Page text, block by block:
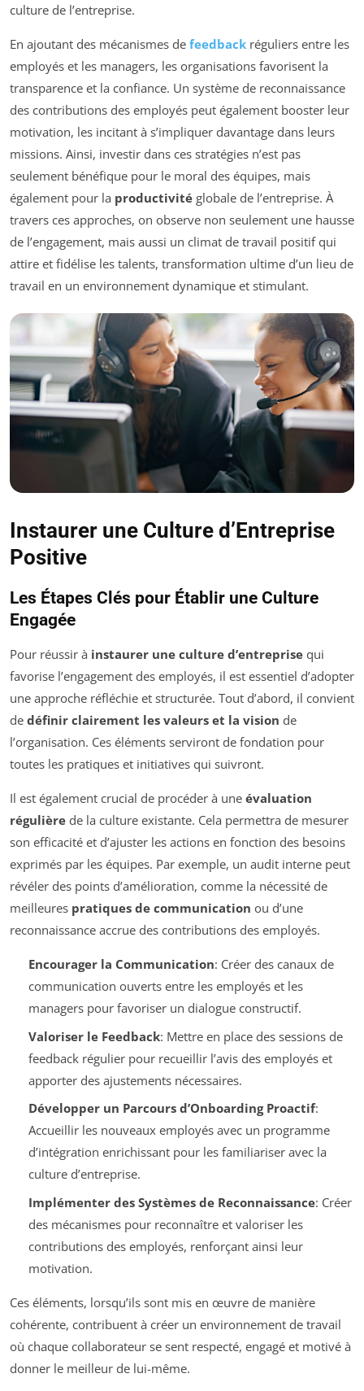
culture de l’entreprise.
En ajoutant des mécanismes de feedback réguliers entre les
employés et les managers, les organisations favorisent la
transparence et la confiance. Un système de reconnaissance
des contributions des employés peut également booster leur
motivation, les incitant à s’impliquer davantage dans leurs
missions. Ainsi, investir dans ces stratégies n’est pas
seulement bénéfique pour le moral des équipes, mais
également pour la productivité globale de l’entreprise. À
travers ces approches, on observe non seulement une hausse
de l’engagement, mais aussi un climat de travail positif qui
attire et fidélise les talents, transformation ultime d’un lieu de
travail en un environnement dynamique et stimulant.
Instaurer une Culture d’Entreprise
Positive
Les Étapes Clés pour Établir une Culture
Engagée
Pour réussir à instaurer une culture d’entreprise qui
favorise l’engagement des employés, il est essentiel d’adopter
une approche réfléchie et structurée. Tout d’abord, il convient
de définir clairement les valeurs et la vision de
l’organisation. Ces éléments serviront de fondation pour
toutes les pratiques et initiatives qui suivront.
Il est également crucial de procéder à une évaluation
régulière de la culture existante. Cela permettra de mesurer
son efficacité et d’ajuster les actions en fonction des besoins
exprimés par les équipes. Par exemple, un audit interne peut
révéler des points d’amélioration, comme la nécessité de
meilleures pratiques de communication ou d’une
reconnaissance accrue des contributions des employés.
Encourager la Communication: Créer des canaux de
communication ouverts entre les employés et les
managers pour favoriser un dialogue constructif.
Valoriser le Feedback: Mettre en place des sessions de
feedback régulier pour recueillir l’avis des employés et
apporter des ajustements nécessaires.
Développer un Parcours d’Onboarding Proactif:
Accueillir les nouveaux employés avec un programme
d’intégration enrichissant pour les familiariser avec la
culture d’entreprise.
Implémenter des Systèmes de Reconnaissance: Créer
des mécanismes pour reconnaître et valoriser les
contributions des employés, renforçant ainsi leur
motivation.
Ces éléments, lorsqu’ils sont mis en œuvre de manière
cohérente, contribuent à créer un environnement de travail
où chaque collaborateur se sent respecté, engagé et motivé à
donner le meilleur de lui-même.